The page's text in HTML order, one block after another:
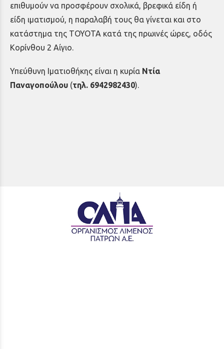
επιθυμούν να προσφέρουν σχολικά, βρεφικά είδη ή
είδη ιματισμού, η παραλαβή τους θα γίνεται και στο
κατάστημα της TOYOTA κατά της πρωινές ώρες, οδός
Κορίνθου 2 Αίγιο.
Υπεύθυνη Ιματιοθήκης είναι η κυρία Ντία
Παναγοπούλου (τηλ. 6942982430).